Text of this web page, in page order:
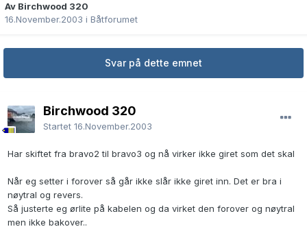
Av Birchwood 320
16.November.2003 i Båtforumet
Svar på dette emnet
Birchwood 320
Startet 16.November.2003
Har skiftet fra bravo2 til bravo3 og nå virker ikke giret som det skal
Når eg setter i forover så går ikke slår ikke giret inn. Det er bra i
nøytral og revers.
Så justerte eg ørlite på kabelen og da virket den forover og nøytral
men ikke bakover..